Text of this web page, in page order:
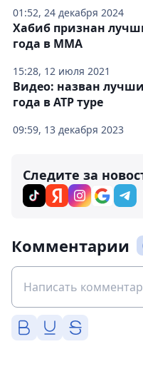
01:52, 24 декабря 2024
15:28, 12 июля 2021
Хабиб признан
года в ММА
09:59, 13 декабря 2023
Видео: назван
года в ATP туре
Следите за
Комментарии